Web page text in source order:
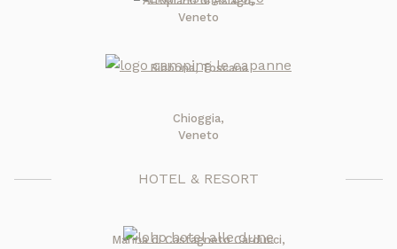
Veneto
Bibbona, Toscana
Chioggia,
Veneto
HOTEL & RESORT
Marina di Castagneto Carducci,